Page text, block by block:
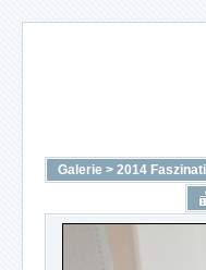
Galerie > 2014